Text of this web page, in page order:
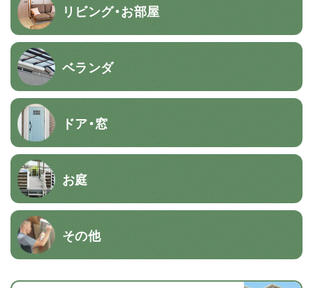
リビング・お部屋
ベランダ
ドア・窓
お庭
その他